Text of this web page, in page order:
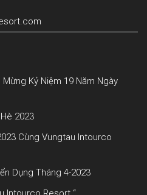
Kỷ Niệm 19 Năm Ngày
2023
Cùng Vungtau Intourco
Dụng Tháng 4-2023